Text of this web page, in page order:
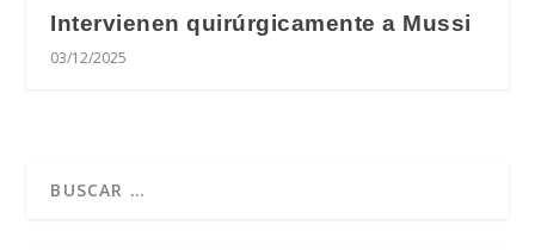
Intervienen quirúrgicamente a Mussi
03/12/2025